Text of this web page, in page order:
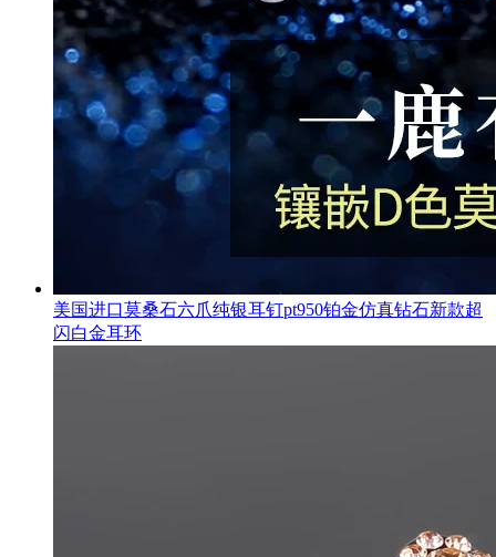
美国进口莫桑石六爪纯银耳钉pt950铂金仿真钻石新款超
闪白金耳环